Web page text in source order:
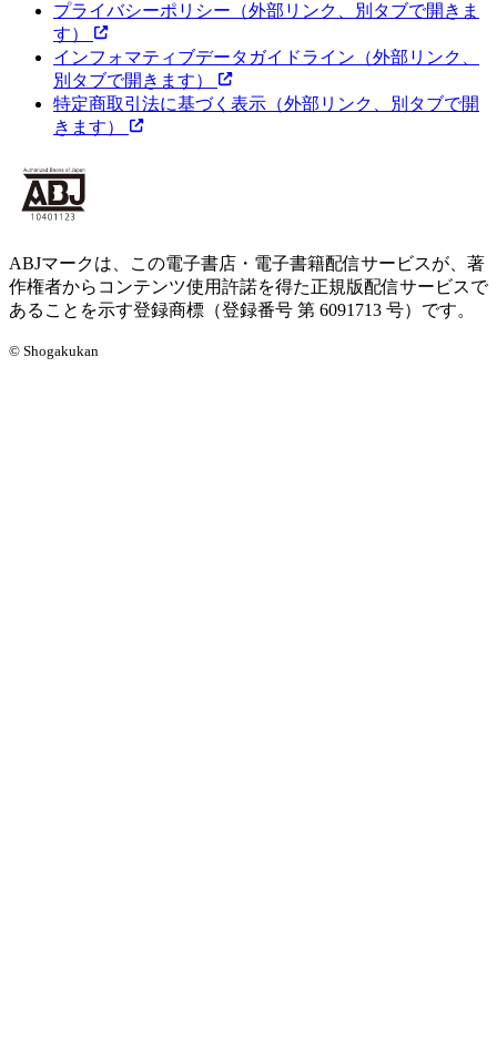
プライバシーポリシー （外部リンク、別タブで開きま
す）
インフォマティブデータガイドライン （外部リンク、
別タブで開きます）
特定商取引法に基づく表示 （外部リンク、別タブで開
きます）
ABJマークは、この電子書店・電子書籍配信サービスが、著
作権者からコンテンツ使用許諾を得た正規版配信サービスで
あることを示す登録商標（登録番号 第 6091713 号）です。
© Shogakukan